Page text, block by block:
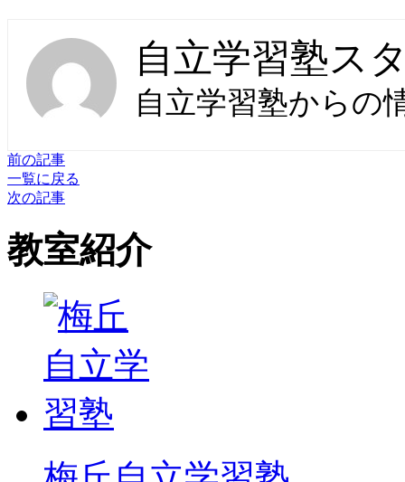
自立学習塾ス
自立学習塾からの
前の記事
一覧に戻る
次の記事
教室紹介